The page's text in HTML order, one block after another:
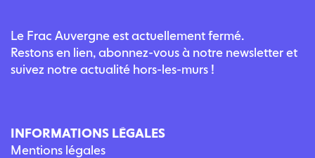
Le Frac Auvergne est actuellement fermé.
Restons en lien, abonnez-vous à notre newsletter et
suivez notre actualité hors-les-murs !
INFORMATIONS LÉGALES
Mentions légales